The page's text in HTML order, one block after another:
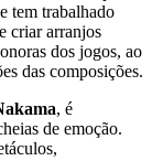
tem trabalhado
criar arranjos
dos jogos, ao
das composições.
, é
de emoção.